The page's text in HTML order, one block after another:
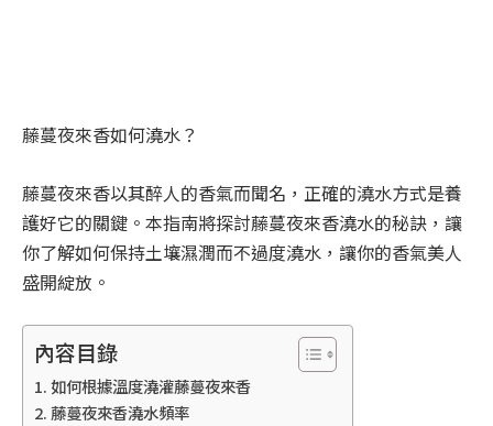
藤蔓夜來香如何澆水？
藤蔓夜來香以其醉人的香氣而聞名，正確的澆水方式是養
護好它的關鍵。本指南將探討藤蔓夜來香澆水的秘訣，讓
你了解如何保持土壤濕潤而不過度澆水，讓你的香氣美人
盛開綻放。
內容目錄
如何根據溫度澆灌藤蔓夜來香
藤蔓夜來香澆水頻率